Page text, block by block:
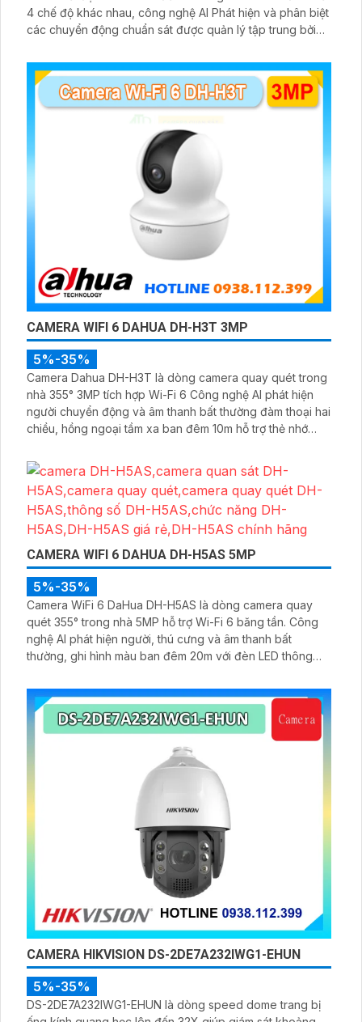
4 chế độ khác nhau, công nghệ AI Phát hiện và phân biệt
các chuyển động chuẩn sát được quản lý tập trung bởi
CAMERA WIFI 6 DAHUA DH-H3T 3MP
5%-35%
Camera Dahua DH-H3T là dòng camera quay quét trong
nhà 355° 3MP tích hợp Wi-Fi 6 Công nghệ AI phát hiện
người chuyển động và âm thanh bất thường đàm thoại hai
chiều, hồng ngoại tầm xa ban đêm 10m hỗ trợ thẻ nhớ
DMSS
CAMERA WIFI 6 DAHUA DH-H5AS 5MP
5%-35%
Camera WiFi 6 DaHua DH-H5AS là dòng camera quay
quét 355° trong nhà 5MP hỗ trợ Wi-Fi 6 băng tần. Công
nghệ AI phát hiện người, thú cưng và âm thanh bất
thường, ghi hình màu ban đêm 20m với đèn LED thông
dụng DMSS,
CAMERA HIKVISION DS-2DE7A232IWG1-EHUN
5%-35%
DS-2DE7A232IWG1-EHUN là dòng speed dome trang bị